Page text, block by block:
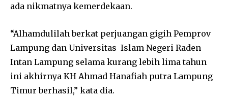
ada nikmatnya kemerdekaan.
“Alhamdulilah berkat perjuangan gigih Pemprov
Lampung dan Universitas Islam Negeri Raden
Intan Lampung selama kurang lebih lima tahun
ini akhirnya KH Ahmad Hanafiah putra Lampung
Timur berhasil,” kata dia.